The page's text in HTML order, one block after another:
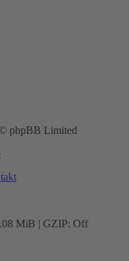
phpBB Limited
MiB | GZIP: Off